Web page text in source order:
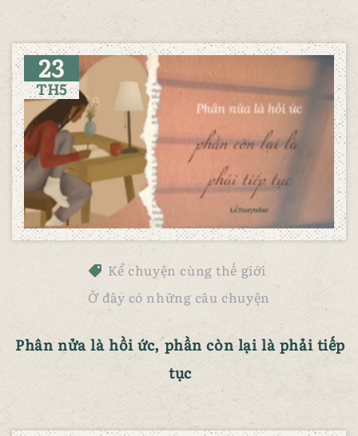
23
TH5
Kể chuyện cùng thế giới
Ở đây có những câu chuyện
Phân nửa là hồi ức, phần còn lại là phải tiếp
tục